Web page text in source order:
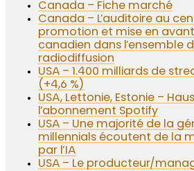
Canada – Fiche marché
Canada – L’auditoire au
promotion et mise en
canadien dans l’ensemble
radiodiffusion
USA – 1.400 milliards de
(+4,6 %)
USA, Lettonie, Estonie –
l’abonnement Spotify
USA – Une majorité de la
millennials écoutent de la
par l’IA
USA – Le producteur/